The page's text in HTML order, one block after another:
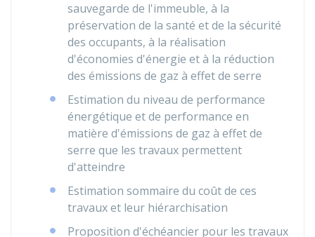
sauvegarde de l'immeuble, à la
préservation de la santé et de la sécurité
des occupants, à la réalisation
d'économies d'énergie et à la réduction
des émissions de gaz à effet de serre
Estimation du niveau de performance
énergétique et de performance en
matière d'émissions de gaz à effet de
serre que les travaux permettent
d'atteindre
Estimation sommaire du coût de ces
travaux et leur hiérarchisation
Proposition d'échéancier pour les travaux